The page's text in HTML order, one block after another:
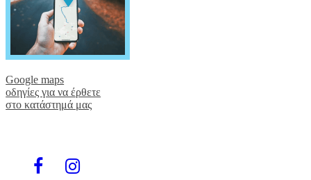
Google maps
οδηγίες για να έρθετε
στο κατάστημά μας
facebook
instagram